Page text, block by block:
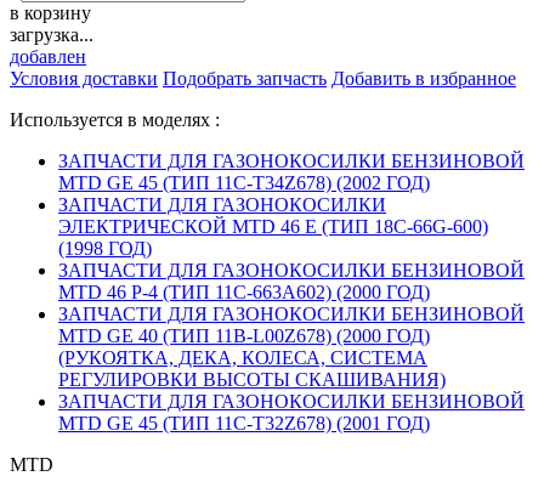
в корзину
загрузка...
добавлен
Условия доставки Подобрать запчасть Добавить в избранное
Используется в моделях :
ЗАПЧАСТИ ДЛЯ ГАЗОНОКОСИЛКИ БЕНЗИНОВОЙ
MTD GE 45 (ТИП 11C-T34Z678) (2002 ГОД)
ЗАПЧАСТИ ДЛЯ ГАЗОНОКОСИЛКИ
ЭЛЕКТРИЧЕСКОЙ MTD 46 E (ТИП 18C-66G-600)
(1998 ГОД)
ЗАПЧАСТИ ДЛЯ ГАЗОНОКОСИЛКИ БЕНЗИНОВОЙ
MTD 46 P-4 (ТИП 11C-663A602) (2000 ГОД)
ЗАПЧАСТИ ДЛЯ ГАЗОНОКОСИЛКИ БЕНЗИНОВОЙ
MTD GE 40 (ТИП 11B-L00Z678) (2000 ГОД)
(РУКОЯТКА, ДЕКА, КОЛЕСА, СИСТЕМА
РЕГУЛИРОВКИ ВЫСОТЫ СКАШИВАНИЯ)
ЗАПЧАСТИ ДЛЯ ГАЗОНОКОСИЛКИ БЕНЗИНОВОЙ
MTD GE 45 (ТИП 11C-T32Z678) (2001 ГОД)
MTD